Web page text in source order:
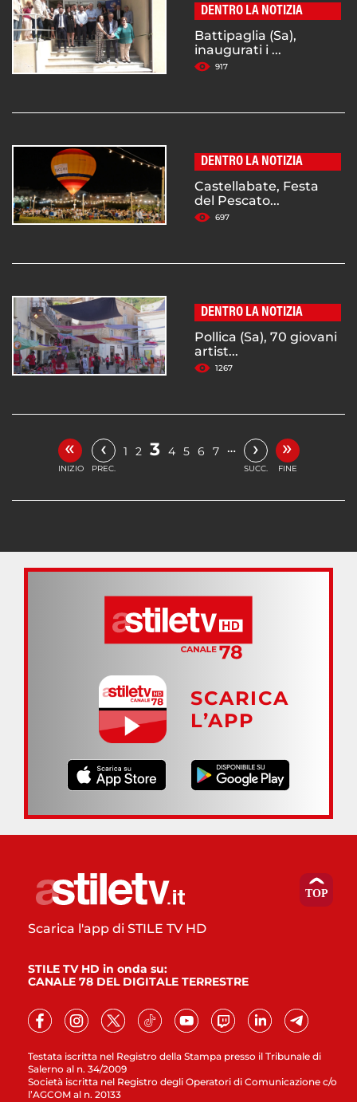
DENTRO LA NOTIZIA
Battipaglia (Sa),
inaugurati i ...
917
DENTRO LA NOTIZIA
Castellabate, Festa
del Pescato...
697
DENTRO LA NOTIZIA
Pollica (Sa), 70 giovani
artist...
1267
«
INIZIO
‹
PREC.
1 2 3 4 5 6 7 … ›
SUCC.
»
FINE
SCARICA
L’APP
Testata iscritta nel Registro della Stampa presso il Tribunale di
Salerno al n. 34/2009
Società iscritta nel Registro degli Operatori di Comunicazione c/o
l’AGCOM al n. 20133
Scarica l'app di STILE TV HD
STILE TV HD in onda su:
CANALE 78 DEL DIGITALE TERRESTRE